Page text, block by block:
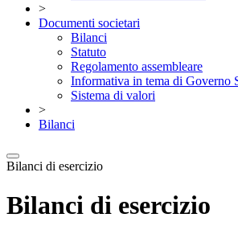
>
Documenti societari
Bilanci
Statuto
Regolamento assembleare
Informativa in tema di Governo
Sistema di valori
>
Bilanci
Bilanci di esercizio
Bilanci di esercizio